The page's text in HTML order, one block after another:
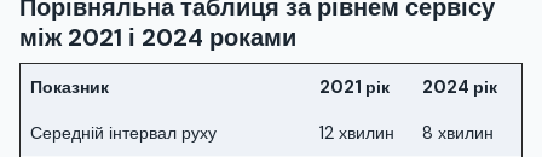
Порівняльна таблиця за рівнем сервісу
між 2021 і 2024 роками
Показник 2021 рік 2024 рік
Середній інтервал руху 12 хвилин 8 хвилин